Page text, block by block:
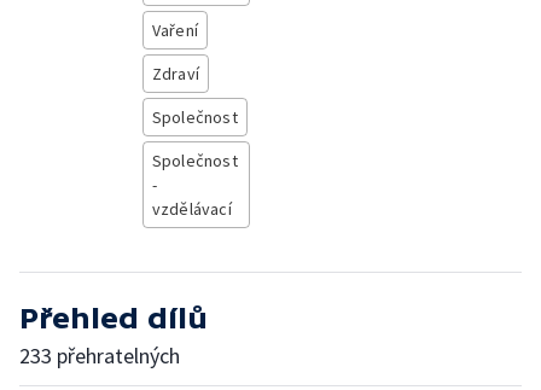
Vaření
Zdraví
Společnost
Společnost
-
vzdělávací
Přehled dílů
233 přehratelných